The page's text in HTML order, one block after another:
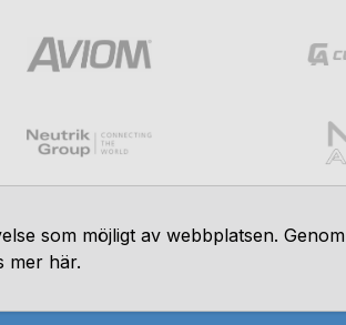
som möjligt av webbplatsen. Genom
mer här.